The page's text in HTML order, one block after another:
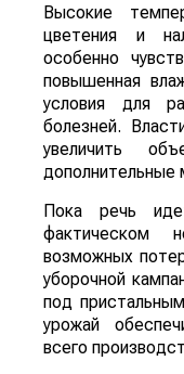
Высокие
цветения и
особенно
повышенная
условия для
болезней.
увеличить
Пока речь
фактическом
возможных
уборочной
под
урожай
всего